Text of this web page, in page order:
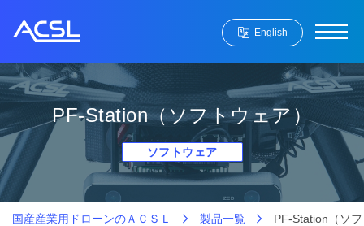
English
PF-Station（ソフトウェア）
ソフトウェア
国産産業用ドローンのＡＣＳＬ 製品一覧 PF-Station（ソ